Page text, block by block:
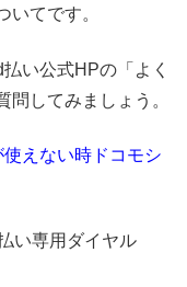
いてです。
い公式HPの「よく
してみましょう。
えない時ドコモシ
い専用ダイヤル